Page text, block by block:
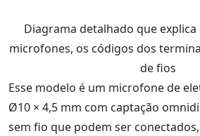
Diagrama detalhado que
microfones, os códigos dos
de fios
Esse modelo é um microfone de
Ø10 × 4,5 mm com captação
sem fio que podem ser